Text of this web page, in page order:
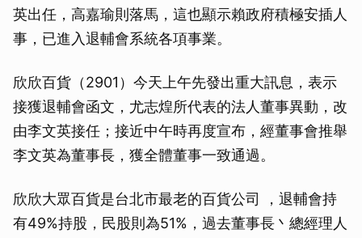
英出任，高嘉瑜則落馬，這也顯示賴政府積極安插人
事，已進入退輔會系統各項事業。
欣欣百貨（2901）今天上午先發出重大訊息，表示
接獲退輔會函文，尤志煌所代表的法人董事異動，改
由李文英接任；接近中午時再度宣布，經董事會推舉
李文英為董事長，獲全體董事一致通過。
欣欣大眾百貨是台北市最老的百貨公司 ，退輔會持
有49%持股，民股則為51%，過去董事長丶總經理人